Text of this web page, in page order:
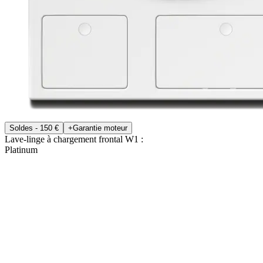
Soldes - 150 € +Garantie moteur
Lave-linge à chargement frontal W1 :
Platinum